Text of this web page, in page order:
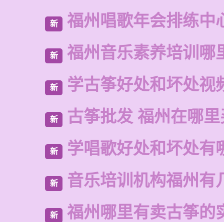
新 福州唱歌年会排练中
新 福州音乐素养培训哪
新 学古筝好处和坏处视
新 古筝批发 福州在哪
新 学唱歌好处和坏处有
新 音乐培训机构福州有
新 福州哪里有卖古筝的